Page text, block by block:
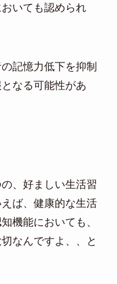
いても認められ
記憶力低下を抑制
なる可能性があ
、好ましい生活習
ば、健康的な生活
機能においても、
なんですよ、、と